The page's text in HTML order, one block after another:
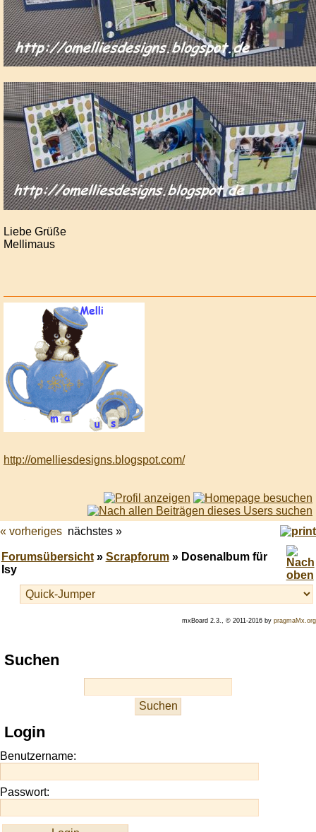
Liebe Grüße
Mellimaus
http://omelliesdesigns.blogspot.com/
« vorheriges nächstes »
Forumsübersicht» Scrapforum» Dosenalbum für
Isy
mxBoard 2.3., © 2011-2016 by pragmaMx.org
Play
best
site
https://onlineslots.money/
Suchen
Login
Benutzername:
Passwort: